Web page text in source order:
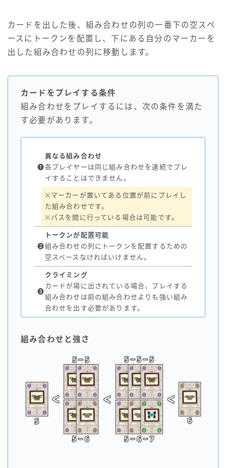
カードを出した後、組み合わせの列の一番下の空スペ
ースにトークンを配置し、下にある自分のマーカーを
出した組み合わせの列に移動します。
カードをプレイする条件
組み合わせをプレイするには、次の条件を満た
す必要があります。
❶
異なる組み合わせ
各プレイヤーは同じ組み合わせを連続でプレ
イすることはできません。
※マーカーが置いてある位置が前にプレイし
た組み合わせです。
※パスを間に行っている場合は可能です。
❷
トークンが配置可能
組み合わせの列にトークンを配置するための
空スペースなければいけません。
❸
クライミング
カードが場に出されている場合、プレイする
組み合わせは前の組み合わせよりも強い組み
合わせを出す必要があります。
組み合わせと強さ